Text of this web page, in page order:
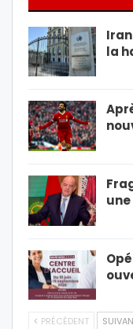
Iran
la
PRÉCÉDENT